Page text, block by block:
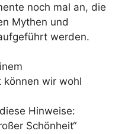
noch mal an, die
Mythen und
werden.
können wir wohl
Hinweise:
Schönheit“